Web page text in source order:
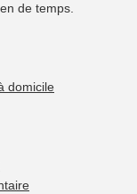
de temps.
domicile